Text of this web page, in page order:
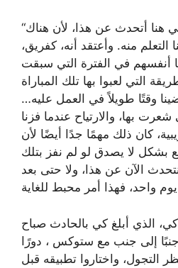
“أشعر بخيبة أمل لأنني هنا أتحدث عن هذا، لأن هناك
التعلم منه. وأعتقد أنه، كفريق،
أنفسهم في الفترة التي سبقت
التي لعبوا بها تلك المباراة
وقتًا طويلاً في العمل عليه…
بها، والارتياح عندما فزنا
كان ذلك مهمًا جدًا أيضًا لأن
بشكل لا يصدق لو لم نفز بتلك
لنتحدث الآن عن هذا، ولا حتى بعد
الذي أبلغ كي بالحادث صباح
جنبًا إلى جنب مع ستوكس ، دورًا
التجول، واختاروا تطبيقه قبل